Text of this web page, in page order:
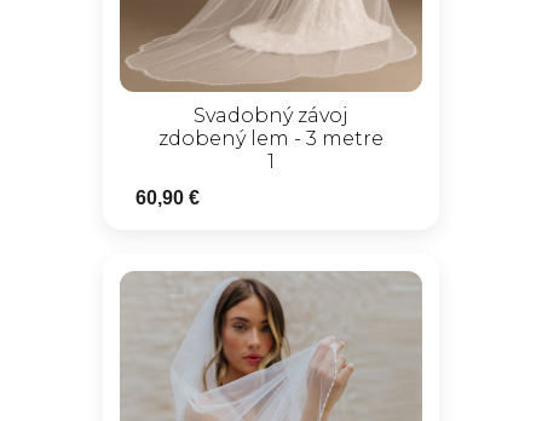
Svadobný závoj
zdobený lem - 3 metre
1
60,90 €